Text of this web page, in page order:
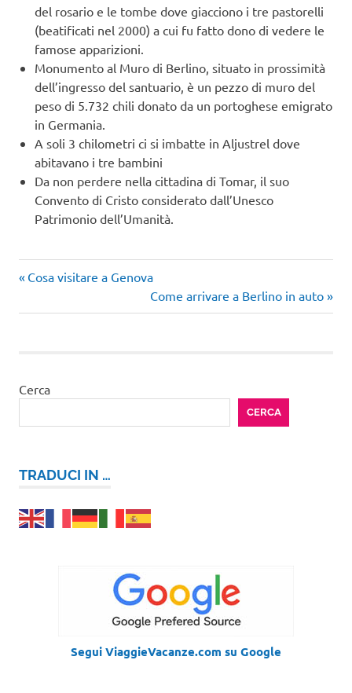
del rosario e le tombe dove giacciono i tre pastorelli
(beatificati nel 2000) a cui fu fatto dono di vedere le
famose apparizioni.
Monumento al Muro di Berlino, situato in prossimità
dell’ingresso del santuario, è un pezzo di muro del
peso di 5.732 chili donato da un portoghese emigrato
in Germania.
A soli 3 chilometri ci si imbatte in Aljustrel dove
abitavano i tre bambini
Da non perdere nella cittadina di Tomar, il suo
Convento di Cristo considerato dall’Unesco
Patrimonio dell’Umanità.
Navigazione
articoli
Articolo
Cosa visitare a Genova
Articolo
successivo:
Come arrivare a Berlino in auto
Cerca
CERCA
TRADUCI IN …
Segui ViaggieVacanze.com su Google